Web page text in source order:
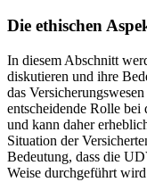
Die ethischen
In diesem Abschnitt
diskutieren und ihre
das
entscheidende Rolle bei
und kann daher
Situation der
Bedeutung, dass die
Weise durchgeführt